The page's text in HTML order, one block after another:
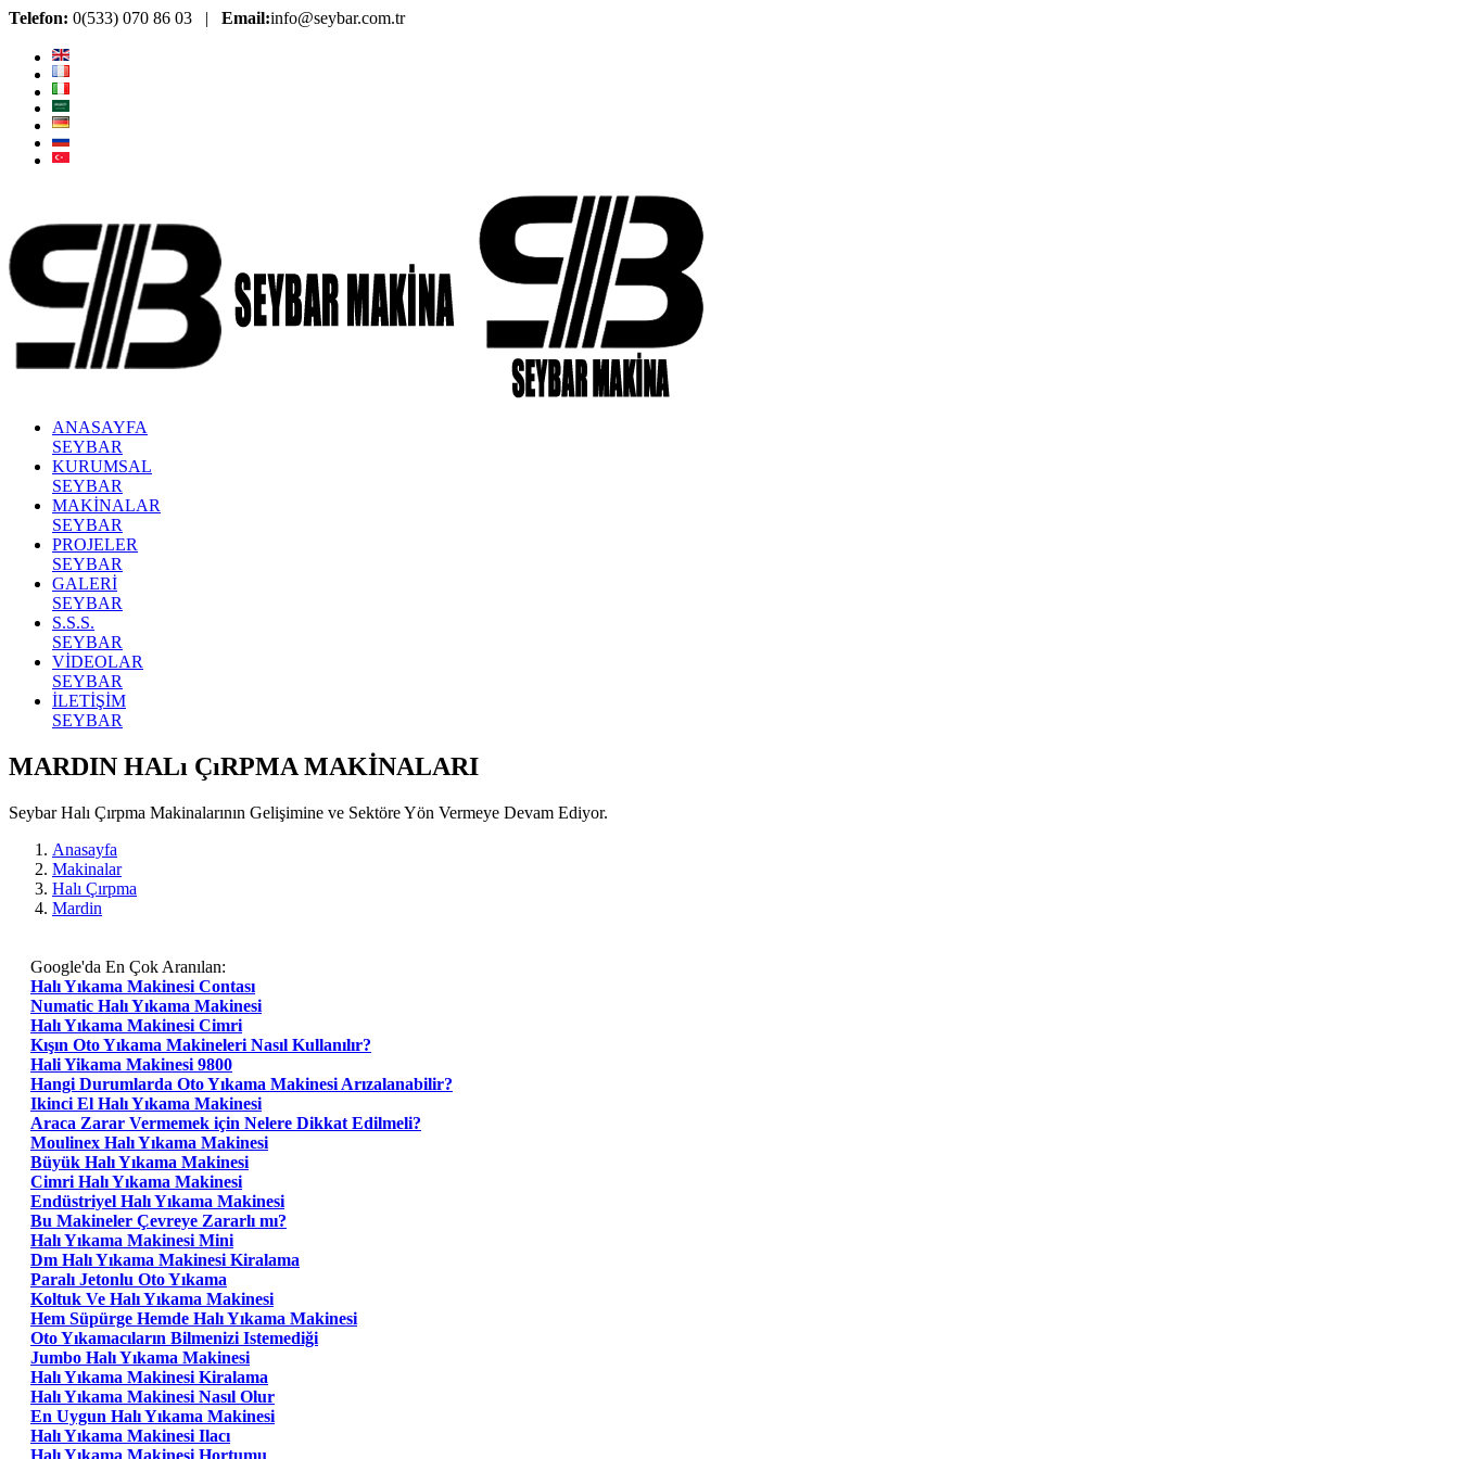
Telefon: 0(533) 070 86 03 | Email:info@seybar.com.tr
ANASAYFA
SEYBAR
KURUMSAL
SEYBAR
MAKİNALAR
SEYBAR
PROJELER
SEYBAR
GALERİ
SEYBAR
S.S.S.
SEYBAR
VİDEOLAR
SEYBAR
İLETİŞİM
SEYBAR
MARDIN HALı ÇıRPMA MAKİNALARI
Seybar Halı Çırpma Makinalarının Gelişimine ve Sektöre Yön Vermeye Devam Ediyor.
Anasayfa
Makinalar
Halı Çırpma
Mardin
Google'da En Çok Aranılan:
Halı Yıkama Makinesi Contası
Numatic Halı Yıkama Makinesi
Halı Yıkama Makinesi Cimri
Kışın Oto Yıkama Makineleri Nasıl Kullanılır?
Hali Yikama Makinesi 9800
Hangi Durumlarda Oto Yıkama Makinesi Arızalanabilir?
Ikinci El Halı Yıkama Makinesi
Araca Zarar Vermemek için Nelere Dikkat Edilmeli?
Moulinex Halı Yıkama Makinesi
Büyük Halı Yıkama Makinesi
Cimri Halı Yıkama Makinesi
Endüstriyel Halı Yıkama Makinesi
Bu Makineler Çevreye Zararlı mı?
Halı Yıkama Makinesi Mini
Dm Halı Yıkama Makinesi Kiralama
Paralı Jetonlu Oto Yıkama
Koltuk Ve Halı Yıkama Makinesi
Hem Süpürge Hemde Halı Yıkama Makinesi
Oto Yıkamacıların Bilmenizi Istemediği
Jumbo Halı Yıkama Makinesi
Halı Yıkama Makinesi Kiralama
Halı Yıkama Makinesi Nasıl Olur
En Uygun Halı Yıkama Makinesi
Halı Yıkama Makinesi Ilacı
Halı Yıkama Makinesi Hortumu